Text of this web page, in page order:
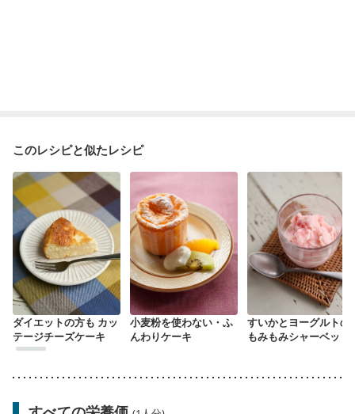
このレシピと似たレシピ
ダイエットの方も カッ
テージチーズケーキ
小麦粉を使わない・ふ
んわりケーキ
すいかとヨーグルトの
もみもみシャーベット